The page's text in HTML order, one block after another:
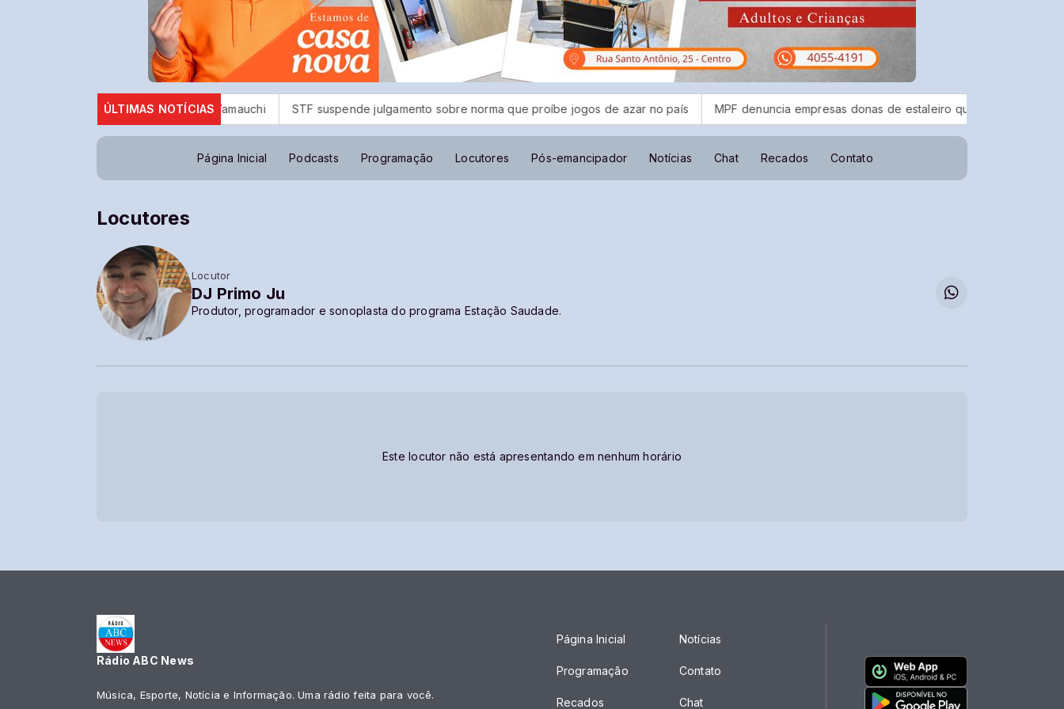
ÚLTIMAS NOTÍCIAS
homenagem do prefeito Taka Yamauchi STF suspende julgamento sobre norma que proíbe jogos de azar no país MPF denuncia empresas donas de estaleiro que poluiu Baía de
Página Inicial Podcasts Programação Locutores Pós-emancipador Notícias Chat Recados Contato
Locutores
Locutor
DJ Primo Ju
Produtor, programador e sonoplasta do programa Estação Saudade.
Este locutor não está apresentando em nenhum horário
Rádio ABC News
Música, Esporte, Notícia e Informação. Uma rádio feita para você.
Página Inicial
Programação
Recados
Notícias
Contato
Chat